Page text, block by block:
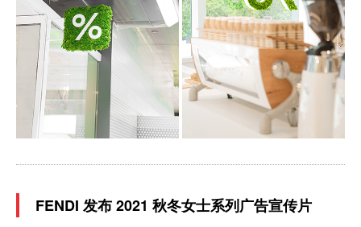
FENDI 发布 2021 秋冬女士系列广告宣传片